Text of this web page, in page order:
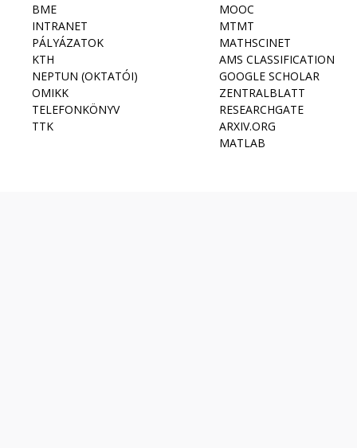
BME
INTRANET
PÁLYÁZATOK
KTH
NEPTUN (OKTATÓI)
OMIKK
TELEFONKÖNYV
TTK
MOOC
MTMT
MATHSCINET
AMS CLASSIFICATION
GOOGLE SCHOLAR
ZENTRALBLATT
RESEARCHGATE
ARXIV.ORG
MATLAB